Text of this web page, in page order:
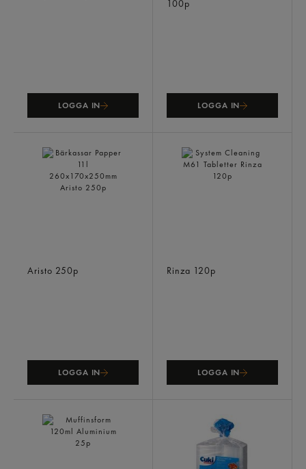
LOGGA IN
Color Print
100p
LOGGA IN
Aristo 250p
LOGGA IN
Rinza 120p
LOGGA IN